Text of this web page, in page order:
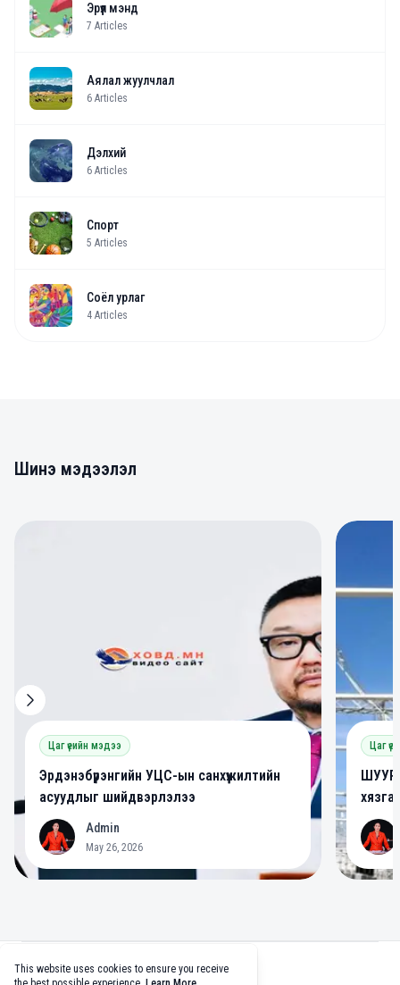
Эрүүл мэнд
7 Articles
Аялал жуулчлал
6 Articles
Дэлхий
6 Articles
Спорт
5 Articles
Соёл урлаг
4 Articles
Шинэ мэдээлэл
Цаг үеийн мэдээ
Эрдэнэбүрэнгийн УЦС-ын санхүүжилтийн
асуудлыг шийдвэрлэлээ
A Admin
May 26, 2026
Цаг
A
facebook
twittergithubtiktok
This website uses cookies to ensure you receive